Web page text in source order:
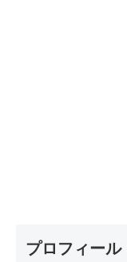
プロフィール